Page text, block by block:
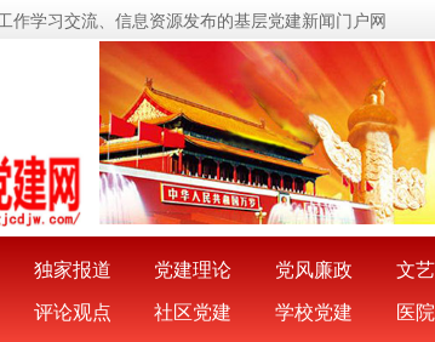
学习交流、信息资源发布的基层党建新闻门户网
独家报道 党建理论 党风廉政 文
评论观点 社区党建 学校党建 医